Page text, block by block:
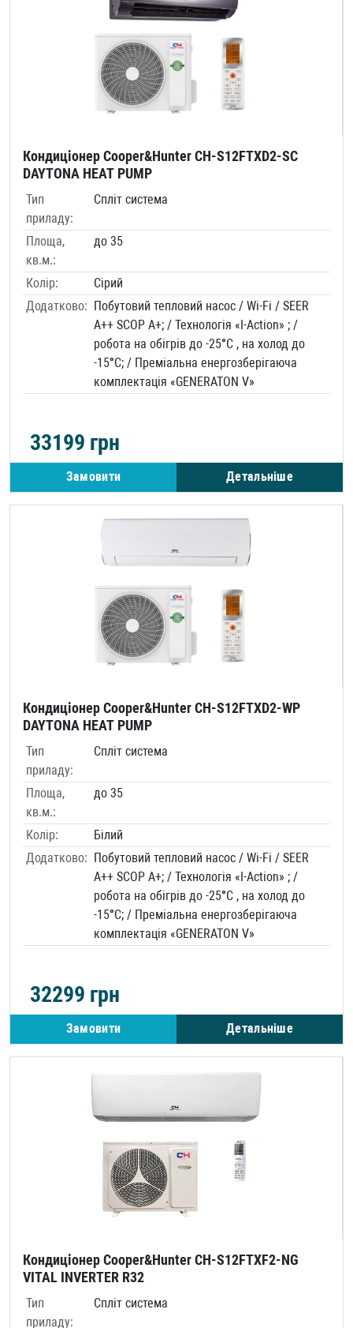
Кондиціонер Cooper&Hunter CH-S12FTXD2-SC
DAYTONA HEAT PUMP
Тип
приладу:
Спліт система
Площа,
кв.м.:
до 35
Колір:
Сірий
Додатково: Побутовий тепловий насоc / Wi-Fi / SEER
A++ SCOP A+; / Технологія «I-Action» ; /
робота на обігрів до -25°C , на холод до
-15°C; / Преміальна енергозберігаюча
комплектація «GENERATON V»
33199 грн
Замовити Детальніше
Кондиціонер Cooper&Hunter CH-S12FTXD2-WP
DAYTONA HEAT PUMP
Тип
приладу:
Спліт система
Площа,
кв.м.:
до 35
Колір:
Білий
Додатково: Побутовий тепловий насоc / Wi-Fi / SEER
A++ SCOP A+; / Технологія «I-Action» ; /
робота на обігрів до -25°C , на холод до
-15°C; / Преміальна енергозберігаюча
комплектація «GENERATON V»
32299 грн
Замовити Детальніше
Кондиціонер Cooper&Hunter CH-S12FTXF2-NG
VITAL INVERTER R32
Тип
приладу:
Спліт система